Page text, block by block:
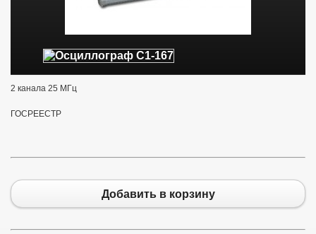
2 канала 25 МГц
ГОСРЕЕСТР
Добавить в корзину